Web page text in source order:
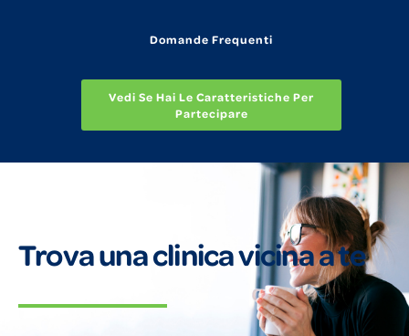
Domande Frequenti
Vedi Se Hai Le Caratteristiche Per
Partecipare
Trova una clinica vicina a te